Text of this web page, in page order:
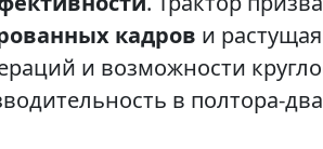
кадров и
и возможности
в полтора-